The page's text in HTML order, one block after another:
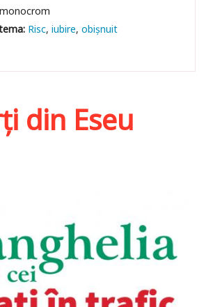
monocrom
Risc iubire obișnuit
din Eseu